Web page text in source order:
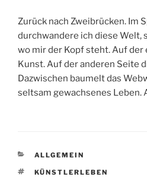
Zurück nach Zweibrücken. Im
durchwandere ich diese Welt,
wo mir der Kopf steht. Auf der
Kunst. Auf der anderen Seite
Dazwischen baumelt das
seltsam gewachsenes Leben.
KATEGORIEN
ALLGEMEIN
SCHLAGWÖRTER
KÜNSTLERLEBEN